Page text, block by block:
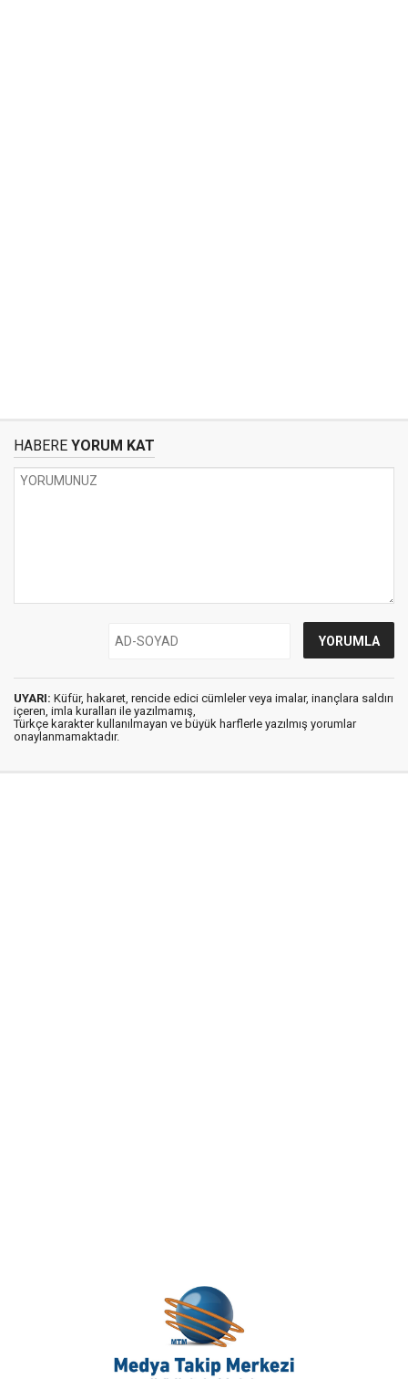
HABERE YORUM KAT
UYARI: Küfür, hakaret, rencide edici cümleler veya imalar, inançlara saldırı
içeren, imla kuralları ile yazılmamış,
Türkçe karakter kullanılmayan ve büyük harflerle yazılmış yorumlar
onaylanmamaktadır.